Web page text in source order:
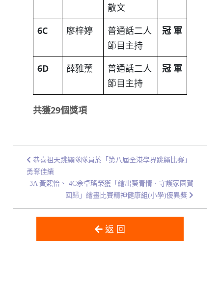
散文
6C 廖梓婷
普通話二人
節目主持
冠 軍
6D 薛雅薰
普通話二人
節目主持
冠 軍
共獲29個獎項
恭喜祖天跳繩隊隊員於「第八屆全港學界跳繩比賽」
勇奪佳績
3A 黃熙怡、 4C佘卓瑤榮獲「繪出葵青情．守護家園賀
回歸」繪畫比賽精神健康組(小學)優異獎
返 回